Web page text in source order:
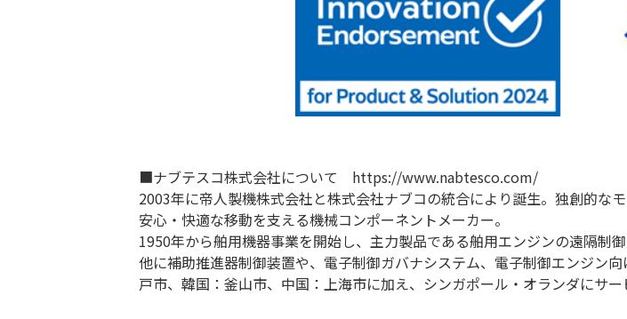
■ナブテスコ株式会社について https://www.nabtesco.com/
2003年に帝人製機株式会社と株式会社ナブコの統合により誕生。独創的な
安心・快適な移動を支える機械コンポーネントメーカー。
1950年から舶用機器事業を開始し、主力製品である舶用エンジンの遠隔制
他に補助推進器制御装置や、電子制御ガバナシステム、電子制御エンジン
戸市、韓国：釜山市、中国：上海市に加え、シンガポール・オランダにサー